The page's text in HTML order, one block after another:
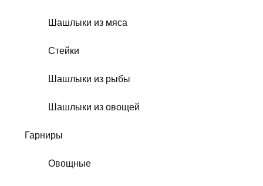
Шашлыки из мяса
Стейки
Шашлыки из рыбы
Шашлыки из овощей
Гарниры
Овощные